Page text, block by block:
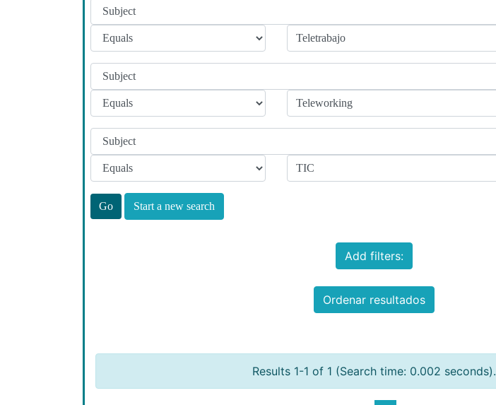
Start a new search
Add filters:
Ordenar resultados
Results 1-1 of 1 (Search time: 0.002 seconds).